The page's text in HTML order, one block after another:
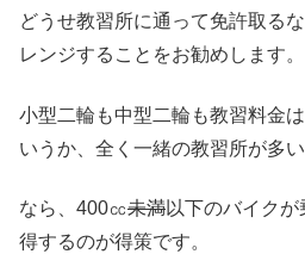
どうせ教習所に通って免許取る
レンジすることをお勧めします。
小型二輪も中型二輪も教習料金
いうか、全く一緒の教習所が多い
なら、400㏄未満以下のバイク
得するのが得策です。